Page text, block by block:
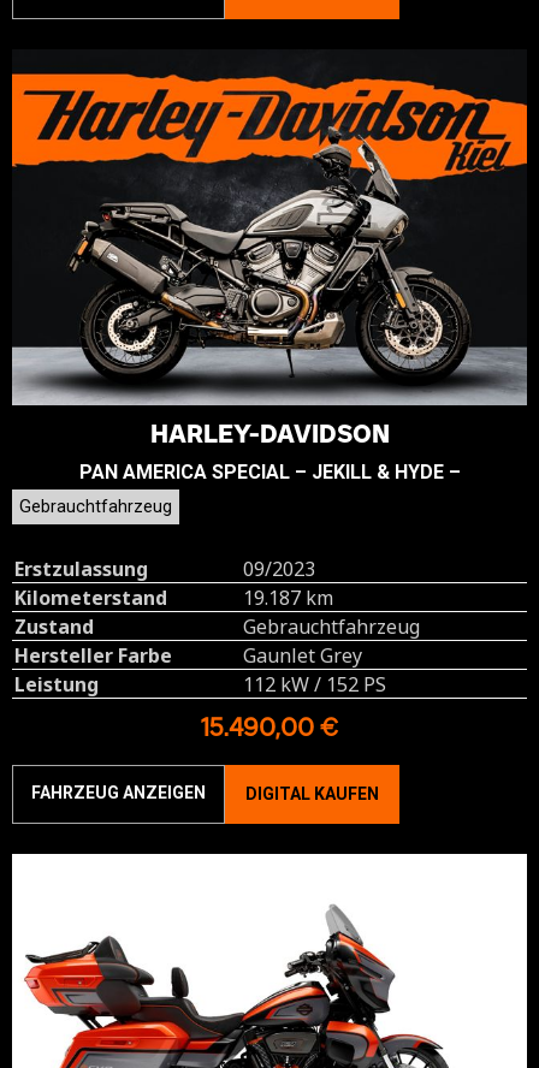
HARLEY-DAVIDSON
PAN AMERICA SPECIAL – JEKILL & HYDE –
Gebrauchtfahrzeug
Erstzulassung
09/2023
Kilometerstand
19.187 km
Zustand
Gebrauchtfahrzeug
Hersteller Farbe
Gaunlet Grey
Leistung
112 kW / 152 PS
15.490,00 €
FAHRZEUG ANZEIGEN DIGITAL KAUFEN